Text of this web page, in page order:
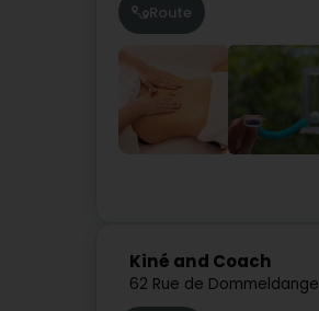
Route
Kiné and Coach
62 Rue de Dommeldange